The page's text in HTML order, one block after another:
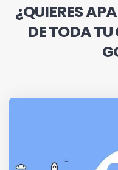
¿QUIERES
DE TODA